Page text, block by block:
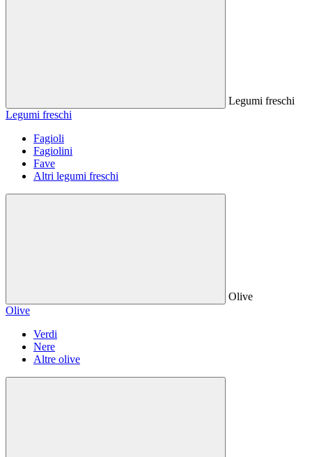
Legumi freschi
Legumi freschi
Fagioli
Fagiolini
Fave
Altri legumi freschi
Olive
Olive
Verdi
Nere
Altre olive